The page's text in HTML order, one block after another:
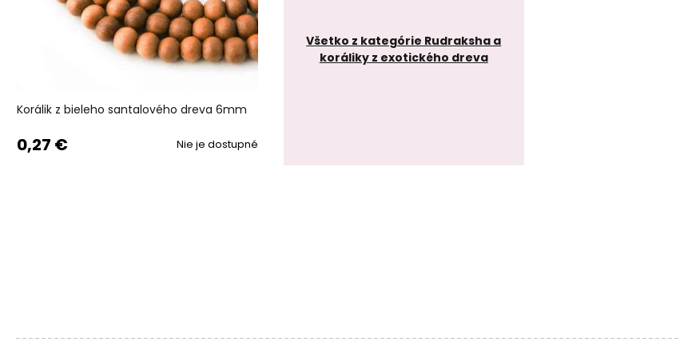
Korálik z bieleho santalového dreva 6mm
0,27 € Nie je dostupné
Všetko z kategórie Rudraksha a
koráliky z exotického dreva